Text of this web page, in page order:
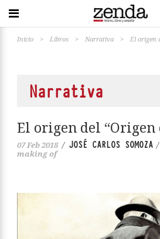
Inicio > Libros > Narrativa > El origen
Narrativa
El origen del “Origen
07 Feb 2018 / JOSÉ CARLOS SOMOZA /
making of